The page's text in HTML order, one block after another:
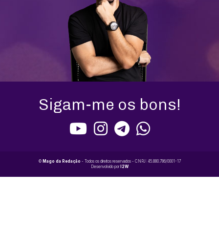
Sigam-me os bons!
© Mago da Redação - Todos os direitos reservados - CNPJ: 45.880.786/0001-17
Desenvolvido por I2W